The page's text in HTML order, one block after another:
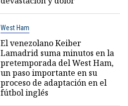
West Ham
El venezolano Keiber
Lamadrid suma minutos en la
pretemporada del West Ham,
un paso importante en su
proceso de adaptación en el
fútbol inglés